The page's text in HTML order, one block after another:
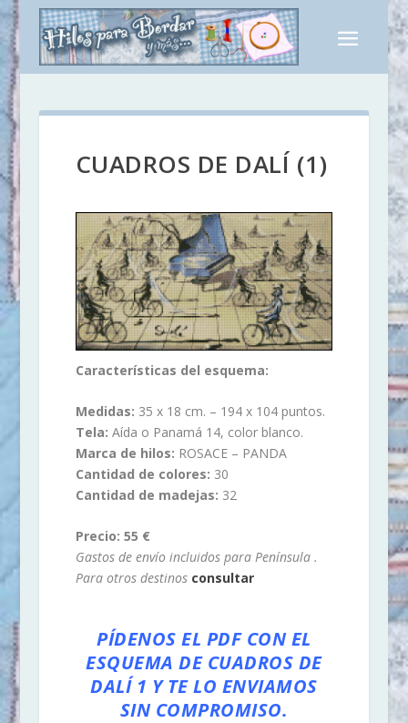
CUADROS DE DALÍ (1)
Características del esquema:
Medidas: 35 x 18 cm. – 194 x 104 puntos.
Tela: Aída o Panamá 14, color blanco.
Marca de hilos: ROSACE – PANDA
Cantidad de colores: 30
Cantidad de madejas: 32
Precio: 55 €
Gastos de envío incluidos para Península .
Para otros destinos consultar
PÍDENOS EL PDF CON EL
ESQUEMA DE CUADROS DE
DALÍ 1 Y TE LO ENVIAMOS
SIN COMPROMISO.